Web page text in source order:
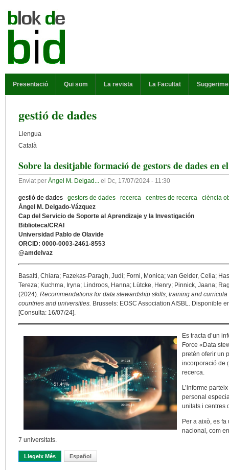
Presentació Qui som La revista La Facultat
gestió de dades
Llengua
Català
Sobre la desitjable formació de gestors de dades en
Enviat per Ángel M. Delgad... el Dc, 17/07/2024 - 11:30
gestió de dades gestors de dades recerca centres de recerca
ciència
Ángel M. Delgado-Vázquez
Cap del Servicio de Soporte al Aprendizaje y la Investigación
Biblioteca/CRAI
Universidad Pablo de Olavide
ORCID: 0000-0003-2461-8553
@amdelvaz
Basalti, Chiara; Fazekas-Paragh, Judi; Forni, Monica; van Gelder, Celia;
Tereza; Kuchma, Iryna; Lindroos, Hanna; Lütcke, Henry; Pinnick, Jaana;
(2024). Recommendations for data stewardship skills, training and
countries and universities. Brussels: EOSC Association AISBL. Disponible
[Consulta: 16/07/24].
Es tracta d’un
Force «Data
pretén oferir un
incorporació de
recerca.
L’informe
personal
unitats i centres
Per a això, es fa
nacional, com
7 universitats.
Llegeix Més Sobre Sobre La Desitjable Formació De Gestors De Dades En
Español